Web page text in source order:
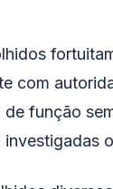
com
função
investigadas